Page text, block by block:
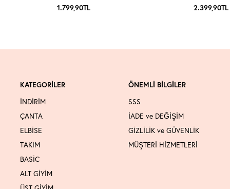
1.799,90TL 2.399,90TL
KATEGORİLER
İNDİRİM
ÇANTA
ELBİSE
TAKIM
BASİC
ALT GİYİM
ÖNEMLİ BİLGİLER
SSS
İADE ve DEĞİŞİM
GİZLİLİK ve GÜVENLİK
MÜŞTERİ HİZMETLERİ